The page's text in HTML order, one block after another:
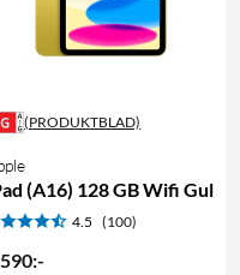
(PRODUKTBLAD)
(A16) 128 GB Wifi Gul
4.5 (100)
:-